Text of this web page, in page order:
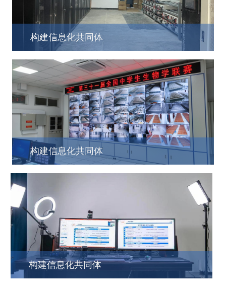
构建信息化共同体
构建信息化共同体
构建信息化共同体